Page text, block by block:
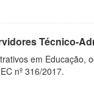
Técnico-
em Educação,
nº 316/2017.